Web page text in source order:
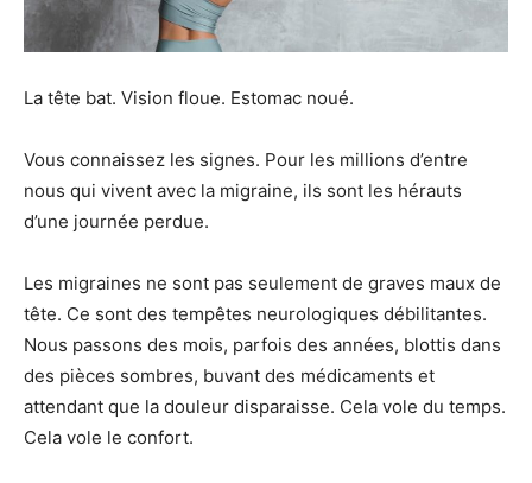
La tête bat. Vision floue. Estomac noué.
Vous connaissez les signes. Pour les millions d’entre
nous qui vivent avec la migraine, ils sont les hérauts
d’une journée perdue.
Les migraines ne sont pas seulement de graves maux de
tête. Ce sont des tempêtes neurologiques débilitantes.
Nous passons des mois, parfois des années, blottis dans
des pièces sombres, buvant des médicaments et
attendant que la douleur disparaisse. Cela vole du temps.
Cela vole le confort.